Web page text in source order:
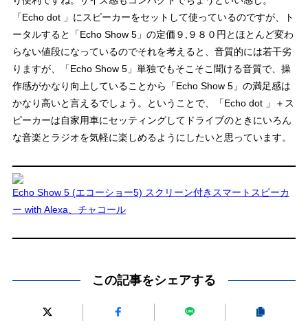
「Echo dot 」にスピーカーをセットして使っているのですが、ト
ータルすると「Echo Show 5」の定価９,９８０円とほとんど変わ
らない値段になっているのでそれを考えると、音質的には若干劣
りますが、「Echo Show 5」単独でもそこそこ聞ける音質で、操
作感がかなり向上していることから「Echo Show 5」の満足感は
かなり高いと言えるでしょう。ということで、「Echo dot 」＋ス
ピーカーは自家用車にセッティングしてドライブのときにいろん
な音楽とラジオを気軽に楽しめるようにしたいと思っています。
Echo Show 5 (エコーショー5) スクリーン付きスマートスピーカ
ー with Alexa、チャコール
この記事をシェアする